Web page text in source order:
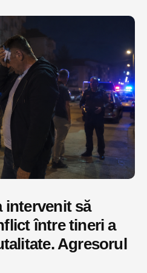
intervenit să
între tineri a
Agresorul